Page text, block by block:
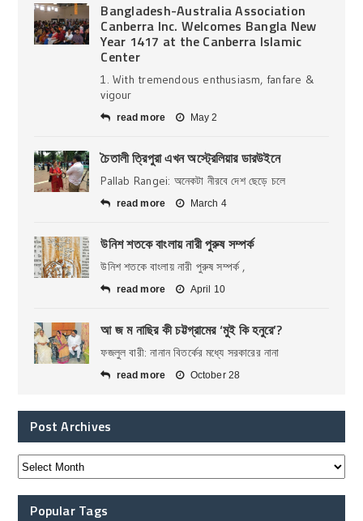
Bangladesh-Australia Association
Canberra Inc. Welcomes Bangla New
Year 1417 at the Canberra Islamic
Center
1. With tremendous enthusiasm, fanfare &
vigour
read more May 2
চৈতালী ত্রিপুরা এখন অস্ট্রেলিয়ার ডারউইনে
Pallab Rangei: অনেকটা নীরবে দেশ ছেড়ে চলে
read more March 4
উনিশ শতকে বাংলায় নারী পুরুষ সম্পর্ক
উনিশ শতকে বাংলায় নারী পুরুষ সম্পর্ক ,
read more April 10
আ জ ম নাছির কী চট্টগ্রামের ‘মুই কি হনুরে’?
ফজলুল বারী: নানান বিতর্কের মধ্যে সরকারের নানা
read more October 28
Post Archives
Popular Tags